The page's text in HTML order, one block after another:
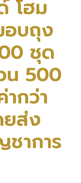
โฮม
อบถุง
ชุด
น 500
กว่า
ส่ง
าการ